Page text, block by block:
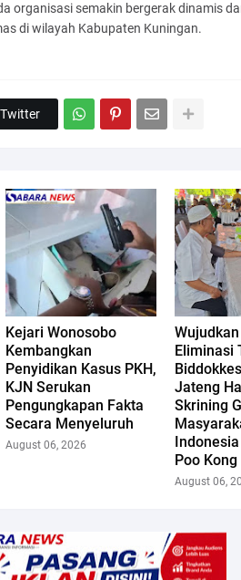
organisasi semakin bergerak dinamis
di wilayah Kabupaten Kuningan.
Twitter
Kejari Wonosobo
Kembangkan
Penyidikan Kasus PKH,
KJN Serukan
Pengungkapan Fakta
Secara Menyeluruh
August 06, 2026
Eliminasi
Jateng
Skrining
Poo Kong
August 06,